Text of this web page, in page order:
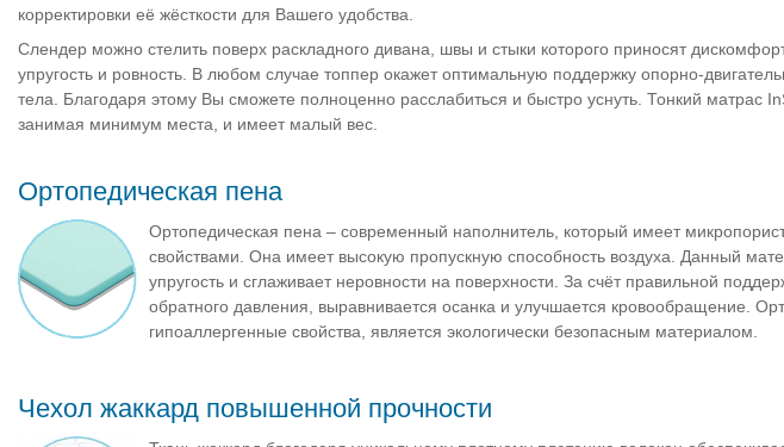
корректировки её жёсткости для Вашего удобства.
Слендер можно стелить поверх раскладного дивана, швы и стыки которого приносят
упругость и ровность. В любом случае топпер окажет оптимальную поддержку опорно-
тела. Благодаря этому Вы сможете полноценно расслабиться и быстро уснуть. Тонкий матрас
занимая минимум места, и имеет малый вес.
Ортопедическая пена
Ортопедическая пена – современный наполнитель, который имеет
свойствами. Она имеет высокую пропускную способность воздуха. Данный
упругость и сглаживает неровности на поверхности. За счёт правильной
обратного давления, выравнивается осанка и улучшается кровообращение.
гипоаллергенные свойства, является экологически безопасным материалом.
Чехол жаккард повышенной прочности